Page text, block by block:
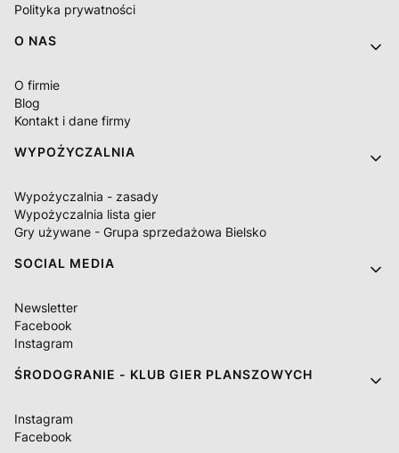
Polityka prywatności
O NAS
O firmie
Blog
Kontakt i dane firmy
WYPOŻYCZALNIA
Wypożyczalnia - zasady
Wypożyczalnia lista gier
Gry używane - Grupa sprzedażowa Bielsko
SOCIAL MEDIA
Newsletter
Facebook
Instagram
ŚRODOGRANIE - KLUB GIER PLANSZOWYCH
Instagram
Facebook